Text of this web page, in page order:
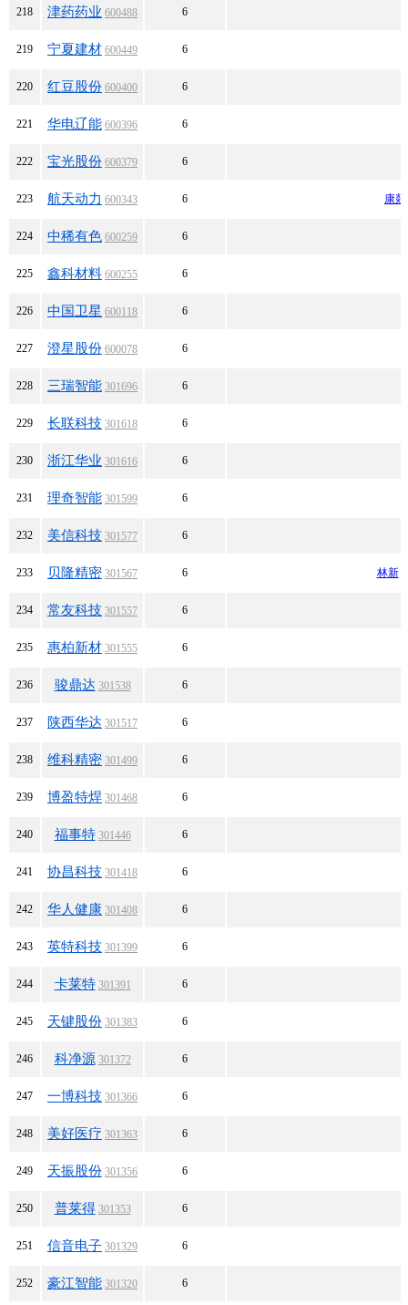
218 津药药业 600488 6
219 宁夏建材 600449 6
220 红豆股份 600400 6
221 华电辽能 600396 6
222 宝光股份 600379 6
223 航天动力 600343 6 康
224 中稀有色 600259 6
225 鑫科材料 600255 6
226 中国卫星 600118 6
227 澄星股份 600078 6
228 三瑞智能 301696 6
229 长联科技 301618 6
230 浙江华业 301616 6
231 理奇智能 301599 6
232 美信科技 301577 6
233 贝隆精密 301567 6 林新
234 常友科技 301557 6
235 惠柏新材 301555 6
236 骏鼎达 301538 6
237 陕西华达 301517 6
238 维科精密 301499 6
239 博盈特焊 301468 6
240 福事特 301446 6
241 协昌科技 301418 6
242 华人健康 301408 6
243 英特科技 301399 6
244 卡莱特 301391 6
245 天键股份 301383 6
246 科净源 301372 6
247 一博科技 301366 6
248 美好医疗 301363 6
249 天振股份 301356 6
250 普莱得 301353 6
251 信音电子 301329 6
252 豪江智能 301320 6